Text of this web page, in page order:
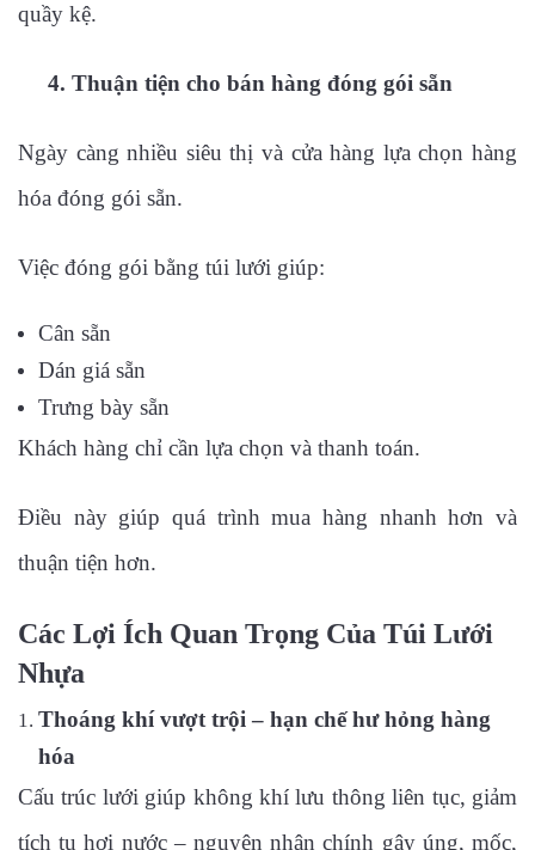
quầy kệ.
4. Thuận tiện cho bán hàng đóng gói sẵn
Ngày càng nhiều siêu thị và cửa hàng lựa chọn hàng
hóa đóng gói sẵn.
Việc đóng gói bằng túi lưới giúp:
Cân sẵn
Dán giá sẵn
Trưng bày sẵn
Khách hàng chỉ cần lựa chọn và thanh toán.
Điều này giúp quá trình mua hàng nhanh hơn và
thuận tiện hơn.
Các Lợi Ích Quan Trọng Của Túi Lưới
Nhựa
Thoáng khí vượt trội – hạn chế hư hỏng hàng
hóa
Cấu trúc lưới giúp không khí lưu thông liên tục, giảm
tích tụ hơi nước – nguyên nhân chính gây úng, mốc,